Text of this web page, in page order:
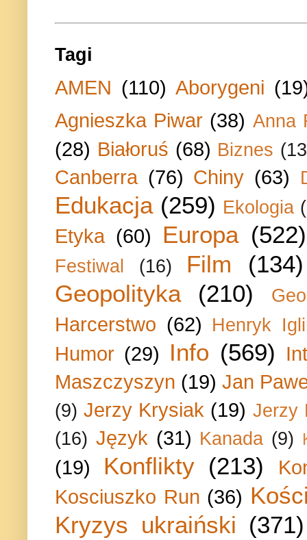
Tagi
AMEN (110) Aborygeni
Agnieszka Piwar (38) Anna
(28) Białoruś (68) Biznes
Canberra (76) Chiny (63)
Edukacja (259) Ekologia
Etyka (60) Europa (522)
Festiwal (16) Film
(134)
Geopolityka
(210)
Harcerstwo (62) Henryk
Humor (29) Info (569)
Maszczyszyn (19) Jan
(9) Jerzy Krysiak (19) Jerzy
(16) Język (31) Kanada (9)
(19) Konflikty (213)
Kosciuszko Run (36)
Kryzys ukraiński (371)